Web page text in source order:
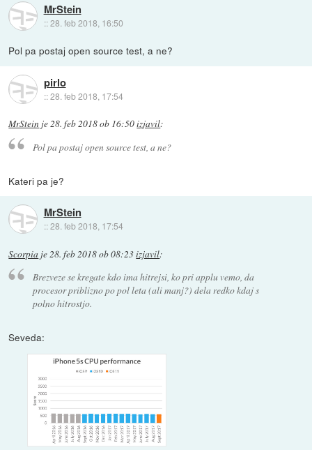
MrStein
::28. feb 2018, 16:50
Pol pa postaj open source test, a ne?
pirlo
::28. feb 2018, 17:54
MrStein je28. feb 2018 ob 16:50izjavil:
Pol pa postaj open source test, a ne?
Kateri pa je?
MrStein
::28. feb 2018, 17:54
Scorpia je28. feb 2018 ob 08:23izjavil:
Brezveze se kregate kdo ima hitrejsi, ko pri applu vemo, da
procesor priblizno po pol leta (ali manj?) dela redko kdaj s
polno hitrostjo.
Seveda: